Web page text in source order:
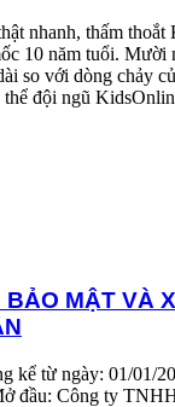
nhanh, thấm thoắt
10 năm tuổi. Mười
so với dòng chảy
đội ngũ
MẬT VÀ XỬ LÝ
BẢO MẬT VÀ
kể từ ngày: 01/01/
đầu: Công ty